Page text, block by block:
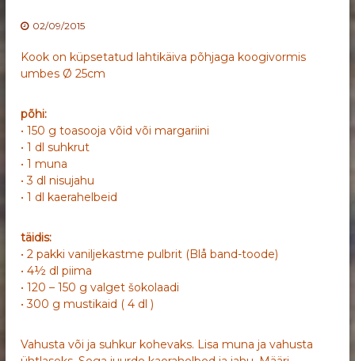
02/09/2015
Kook on küpsetatud lahtikäiva põhjaga koogivormis
umbes Ø 25cm
põhi:
• 150 g toasooja võid või margariini
• 1 dl suhkrut
• 1 muna
• 3 dl nisujahu
• 1 dl kaerahelbeid
täidis:
• 2 pakki vaniljekastme pulbrit (Blå band-toode)
• 4½ dl piima
• 120 – 150 g valget šokolaadi
• 300 g mustikaid ( 4 dl )
Vahusta või ja suhkur kohevaks. Lisa muna ja vahusta